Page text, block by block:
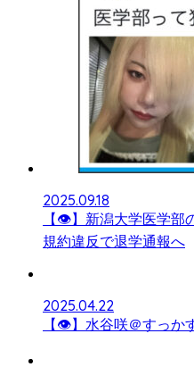
2025.09.18
【👁】新潟大学医学部
規約違反で退学通報へ
2025.04.22
【👁】水谷咲＠すっか